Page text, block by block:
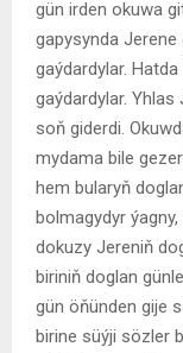
gün irden okuwa
gapysynda Jerene
gaýdardylar.
gaýdardylar.
soň giderdi.
mydama bile
hem bularyň
bolmagydyr
dokuzy Jereniň
biriniň doglan
gün öňünden gije
birine süýji sözler